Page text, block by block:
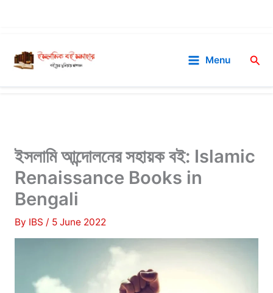
content
Menu
ইসলামি আন্দোলনের সহায়ক বই: Islamic
Renaissance Books in
Bengali
By IBS / 5 June 2022